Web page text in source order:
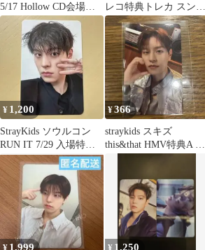
5/17 Hollow CD会場限
定特典 トレカ
レコ特典トレカ スンミ
ン
¥ 1,200
StrayKids ソウルコン
RUN IT 7/29 入場特典
トレカ スンミン
¥366
straykids スキズ
this&that HMV特典A ス
1,999 1,250